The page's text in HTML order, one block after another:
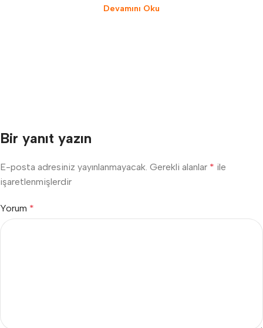
Devamını Oku
Bir yanıt yazın
E-posta adresiniz yayınlanmayacak. Gerekli alanlar * ile
işaretlenmişlerdir
Yorum *